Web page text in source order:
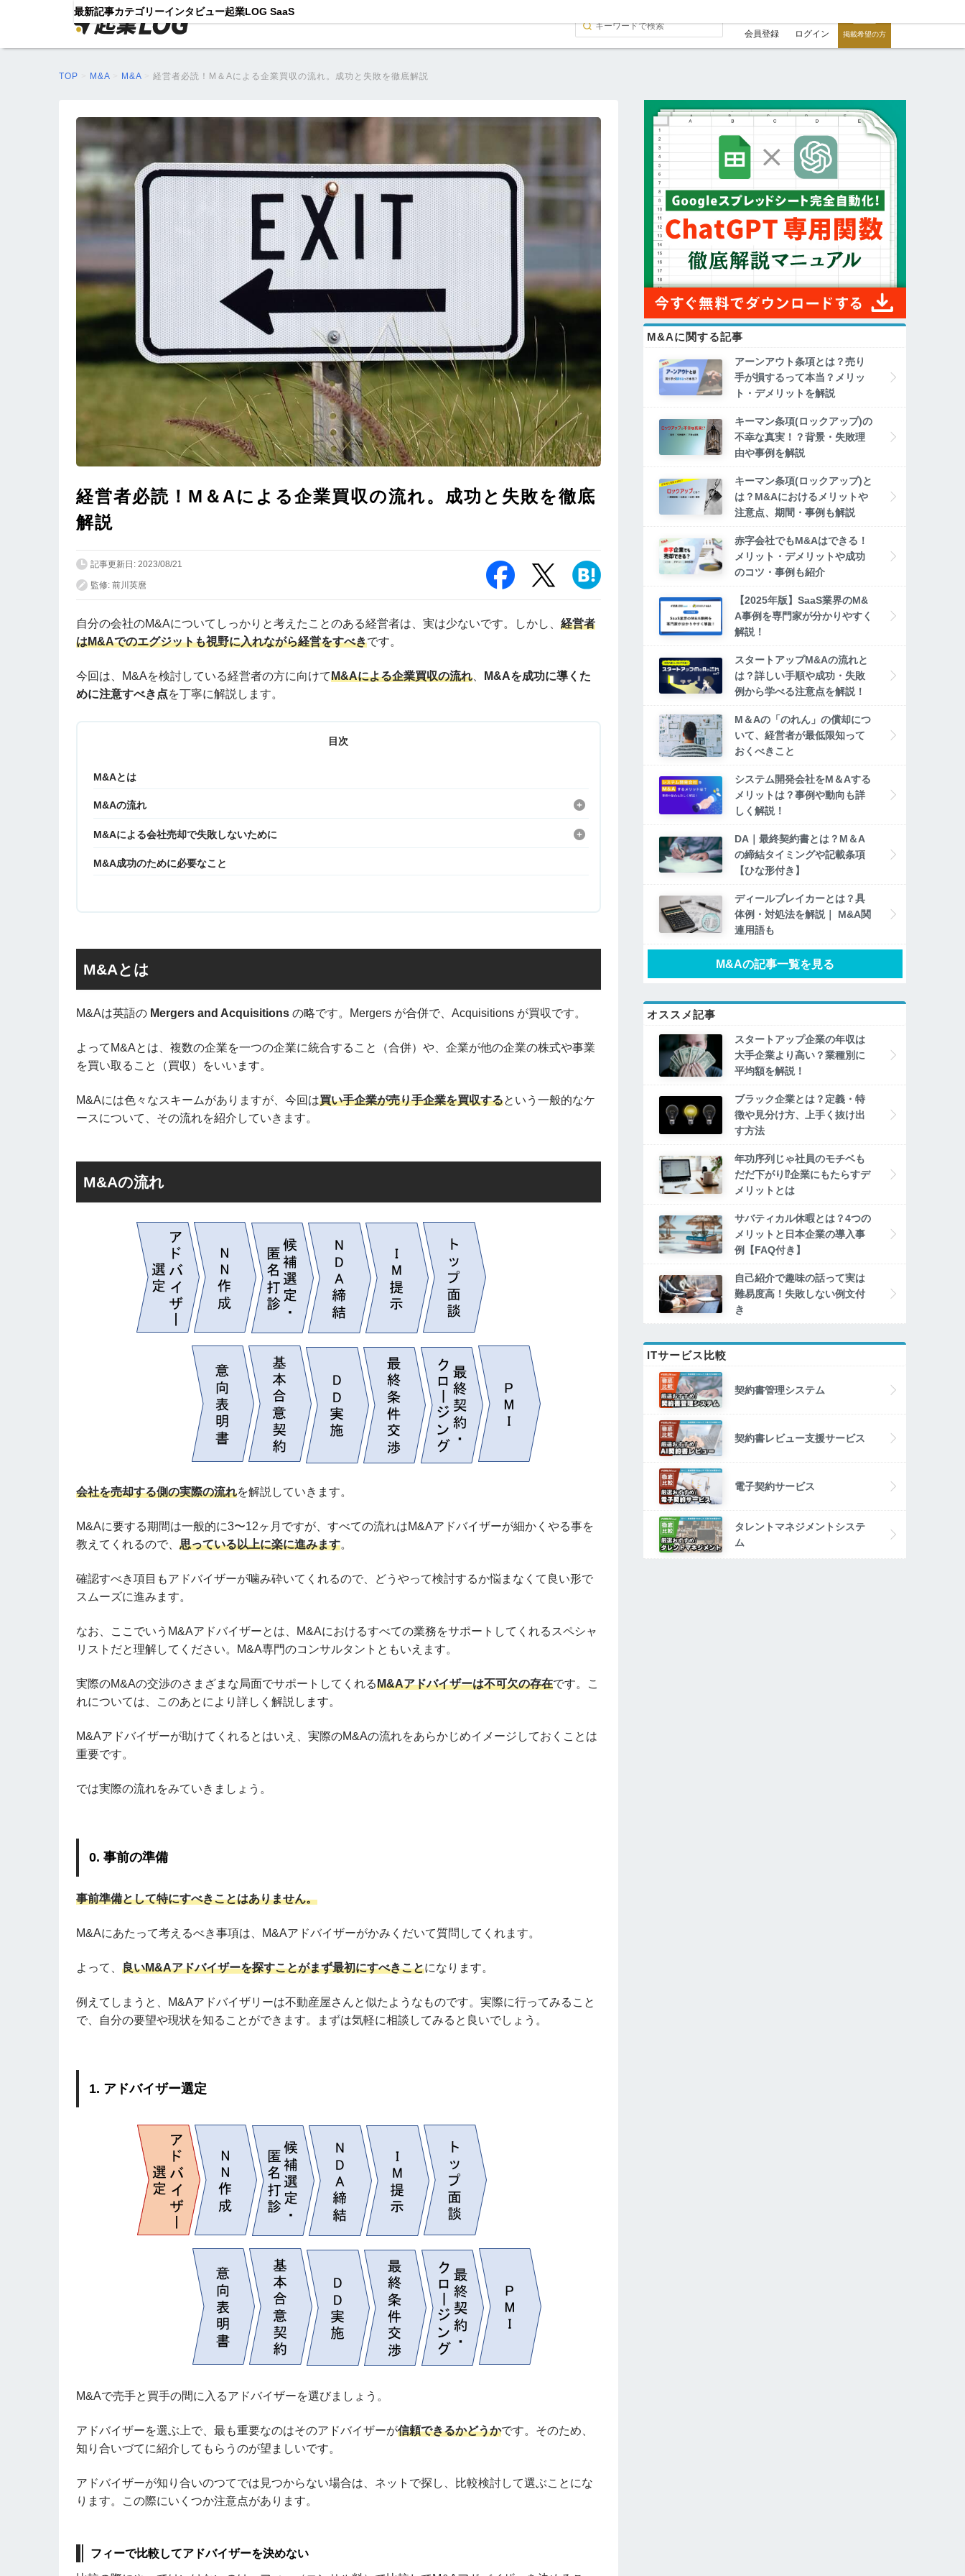
最新記事カテゴリーインタビュー起業LOG SaaS
会員登録 ログイン 掲載希望の方
TOP M&A M&A 経営者必読！M＆Aによる企業買収の流れ。成功と失敗を徹底解説
経営者必読！M＆Aによる企業買収の流れ。成功と失敗を徹底
解説
記事更新日: 2023/08/21
監修: 前川英麿
自分の会社のM&Aについてしっかりと考えたことのある経営者は、実は少ないです。しかし、 経営者
はM&Aでのエグジットも視野に入れながら経営をすべきです。
今回は、M&Aを検討している経営者の方に向けてM&Aによる企業買収の流れ
M&Aを成功に導くた
めに注意すべき点を丁寧に解説します。
目次
M&Aとは
M&Aの流れ
M&Aによる会社売却で失敗しないために
M&A成功のために必要なこと
M&Aとは
M&Aは英語の Mergers and Acquisitions の略です。Mergers が合併で、Acquisitions が買収です。
よってM&Aとは、複数の企業を一つの企業に統合すること（合併）や、企業が他の企業の株式や事業
を買い取ること（買収）をいいます。
M&Aには色々なスキームがありますが、今回は買い手企業が売り手企業を買収するという一般的なケ
ースについて、その流れを紹介していきます。
M&Aの流れ
会社を売却する側の実際の流れを解説していきます。
M&Aに要する期間は一般的に3〜12ヶ月ですが、すべての流れはM&Aアドバイザーが細かくやる事を
教えてくれるので、 思っている以上に楽に進みます。
確認すべき項目もアドバイザーが噛み砕いてくれるので、どうやって検討するか悩まなくて良い形で
スムーズに進みます。
なお、ここでいうM&Aアドバイザーとは、M&Aにおけるすべての業務をサポートしてくれるスペシャ
リストだと理解してください。M&A専門のコンサルタントともいえます。
実際のM&Aの交渉のさまざまな局面でサポートしてくれるM&Aアドバイザーは不可欠の存在です。こ
れについては、このあとにより詳しく解説します。
M&Aアドバイザーが助けてくれるとはいえ、実際のM&Aの流れをあらかじめイメージしておくことは
重要です。
では実際の流れをみていきましょう。
0. 事前の準備
事前準備として特にすべきことはありません。
M&Aにあたって考えるべき事項は、M&Aアドバイザーがかみくだいて質問してくれます。
よって、 良いM&Aアドバイザーを探すことがまず最初にすべきことになります。
例えてしまうと、M&Aアドバイザリーは不動産屋さんと似たようなものです。実際に行ってみること
で、自分の要望や現状を知ることができます。まずは気軽に相談してみると良いでしょう。
1. アドバイザー選定
M&Aで売手と買手の間に入るアドバイザーを選びましょう。
アドバイザーを選ぶ上で、最も重要なのはそのアドバイザーが信頼できるかどうかです。そのため、
知り合いづてに紹介してもらうのが望ましいです。
アドバイザーが知り合いのつてでは見つからない場合は、ネットで探し、比較検討して選ぶことにな
ります。この際にいくつか注意点があります。
フィーで比較してアドバイザーを決めない
M&Aに関する記事
アーンアウト条項とは？売り
手が損するって本当？メリッ
ト・デメリットを解説
キーマン条項(ロックアップ)の
不幸な真実！？背景・失敗理
由や事例を解説
キーマン条項(ロックアップ)と
は？M&Aにおけるメリットや
注意点、期間・事例も解説
赤字会社でもM&Aはできる！
メリット・デメリットや成功
のコツ・事例も紹介
【2025年版】SaaS業界のM&
A事例を専門家が分かりやすく
解説！
スタートアップM&Aの流れと
は？詳しい手順や成功・失敗
例から学べる注意点を解説！
M＆Aの「のれん」の償却につ
いて、経営者が最低限知って
おくべきこと
システム開発会社をM＆Aする
メリットは？事例や動向も詳
しく解説！
DA｜最終契約書とは？M＆A
の締結タイミングや記載条項
【ひな形付き】
ディールブレイカーとは？具
体例・対処法を解説｜ M&A関
連用語も
M&Aの記事一覧を見る
オススメ記事
スタートアップ企業の年収は
大手企業より高い？業種別に
平均額を解説！
ブラック企業とは？定義・特
徴や見分け方、上手く抜け出
す方法
年功序列じゃ社員のモチベも
だだ下がり⁉企業にもたらすデ
メリットとは
サバティカル休暇とは？4つの
メリットと日本企業の導入事
例【FAQ付き】
自己紹介で趣味の話って実は
難易度高！失敗しない例文付
き
ITサービス比較
契約書管理システム
契約書レビュー支援サービス
電子契約サービス
タレントマネジメントシステ
ム